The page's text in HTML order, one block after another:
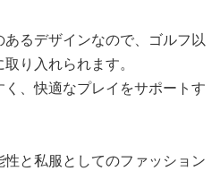
るデザインなので、ゴルフ以
り入れられます。
、快適なプレイをサポートす
と私服としてのファッション